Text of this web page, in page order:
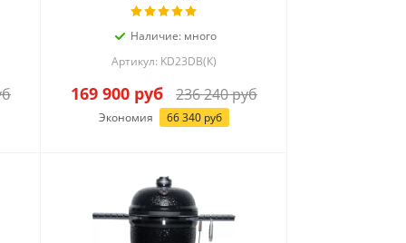
Наличие: много
Артикул: KD23DB(К)
169 900 руб 236 240руб
Экономия 66 340 руб